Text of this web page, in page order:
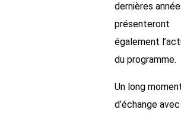
dernières
présenteront
également
du programme.
Un long
d’échange